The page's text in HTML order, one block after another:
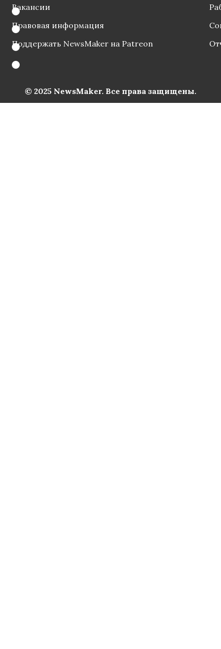
Вакансии
Правовая информация
Поддержать NewsMaker на Patreon
© 2025 NewsMaker. Все права защищены.